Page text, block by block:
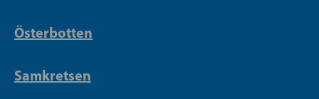
Österbotten
Samkretsen